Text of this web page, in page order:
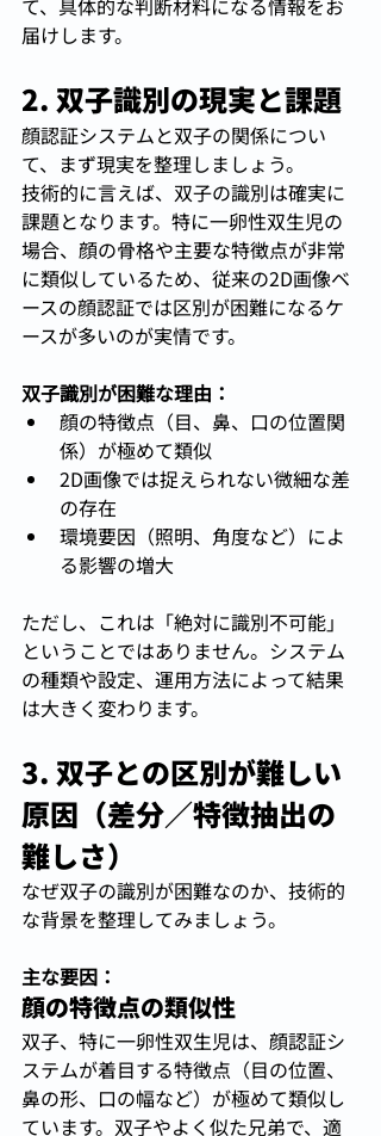
届けします。
2. 双子識別の現実と課題
顔認証システムと双子の関係につい
て、まず現実を整理しましょう。
技術的に言えば、双子の識別は確実に
課題となります。特に一卵性双生児の
場合、顔の骨格や主要な特徴点が非常
に類似しているため、従来の2D画像ベ
ースの顔認証では区別が困難になるケ
ースが多いのが実情です。
双子識別が困難な理由：
顔の特徴点（目、鼻、口の位置関
係）が極めて類似
2D画像では捉えられない微細な差
の存在
環境要因（照明、角度など）によ
る影響の増大
ただし、これは「絶対に識別不可能」
ということではありません。システム
の種類や設定、運用方法によって結果
は大きく変わります。
3. 双子との区別が難しい
原因（差分／特徴抽出の
難しさ）
なぜ双子の識別が困難なのか、技術的
な背景を整理してみましょう。
主な要因：
顔の特徴点の類似性
双子、特に一卵性双生児は、顔認証シ
ステムが着目する特徴点（目の位置、
鼻の形、口の幅など）が極めて類似し
ています。双子やよく似た兄弟で、適